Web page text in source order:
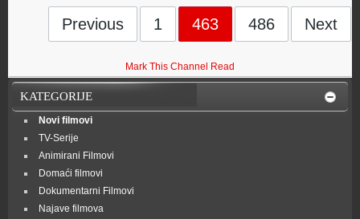
Previous 1 463 486 Next
Mark This Channel Read
KATEGORIJE
Novi filmovi
TV-Serije
Animirani Filmovi
Domaći filmovi
Dokumentarni Filmovi
Najave filmova